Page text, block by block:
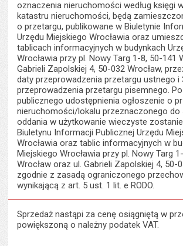
oznaczenia nieruchomości według księgi
katastru nieruchomości, będą
o przetargu, publikowane w Biuletynie
Urzędu Miejskiego Wrocławia oraz
tablicach informacyjnych w budynkach
Wrocławia przy pl. Nowy Targ 1-8, 50-141
Gabrieli Zapolskiej 4, 50-032 Wrocław,
daty przeprowadzenia przetargu ustnego i
przeprowadzenia przetargu pisemnego.
publicznego udostępnienia ogłoszenie o
nieruchomości/lokalu przeznaczonego do
oddania w użytkowanie wieczyste
Biuletynu Informacji Publicznej Urzędu
Wrocławia oraz tablic informacyjnych w
Miejskiego Wrocławia przy pl. Nowy Targ
Wrocław oraz ul. Gabrieli Zapolskiej 4, 50-
zgodnie z zasadą ograniczonego
wynikającą z art. 5 ust. 1 lit. e RODO.
Sprzedaż nastąpi za cenę osiągniętą w
powiększoną o należny podatek VAT.